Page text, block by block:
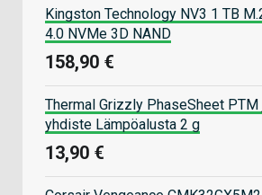
Kingston Technology NV3 1 TB
4.0 NVMe 3D NAND
158,90 €
Thermal Grizzly PhaseSheet
yhdiste Lämpöalusta 2 g
13,90 €